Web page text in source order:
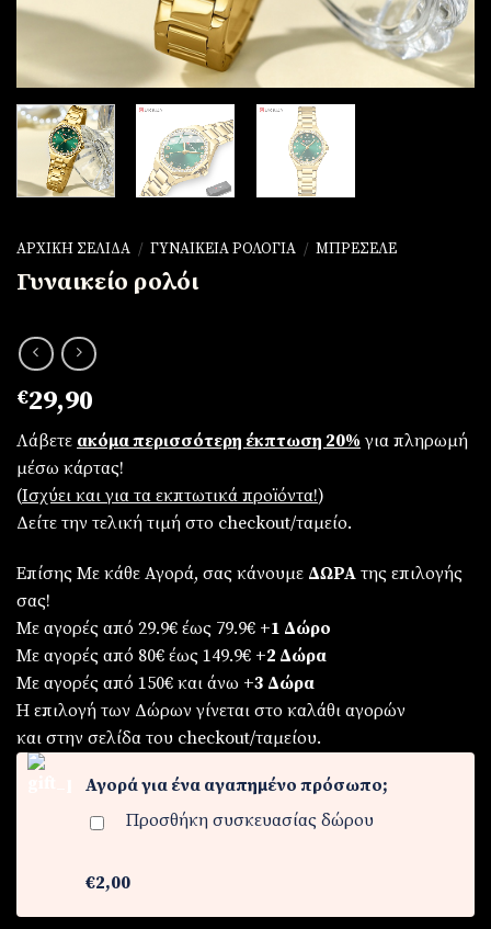
ΑΡΧΙΚΉ ΣΕΛΊΔΑ / ΓΥΝΑΙΚΕΊΑ ΡΟΛΌΓΙΑ / ΜΠΡΕΣΕΛΈ
Γυναικείο ρολόι
€29,90
Λάβετε ακόμα περισσότερη έκπτωση 20% για πληρωμή
μέσω κάρτας!
(Iσχύει και για τα εκπτωτικά προϊόντα!)
Δείτε την τελική τιμή στο checkout/ταμείο.
Επίσης Με κάθε Αγορά, σας κάνουμε ΔΩΡΑ της επιλογής
σας!
Με αγορές από 29.9€ έως 79.9€ +1 Δώρο
Με αγορές από 80€ έως 149.9€ +2 Δώρα
Με αγορές από 150€ και άνω +3 Δώρα
Η επιλογή των Δώρων γίνεται στο καλάθι αγορών
και στην σελίδα του checkout/ταμείου.
Αγορά για ένα αγαπημένο πρόσωπο;
Προσθήκη συσκευασίας δώρου
€2,00